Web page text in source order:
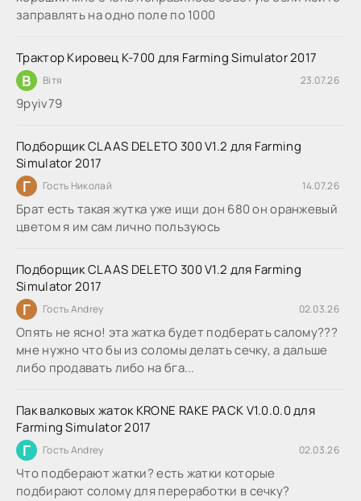
заправлять на одно поле по 1000
Трактор Кировец К-700 для Farming Simulator 2017
В Вітя 23.07.26
9руіv79
Подборщик CLAAS DELETO 300 V1.2 для Farming
Simulator 2017
Г Гость Николай 14.07.26
Брат есть такая жутка уже ищи дон 680 он оранжевый
цветом я им сам лично пользуюсь
Подборщик CLAAS DELETO 300 V1.2 для Farming
Simulator 2017
Г Гость Andrey 02.03.26
Опять не ясно! эта жатка будет подберать салому???
мне нужно что бы из соломы делать сечку, а дальше
либо продавать либо на бга...
Пак валковых жаток KRONE RAKE PACK V1.0.0.0 для
Farming Simulator 2017
Г Гость Andrey 02.03.26
Что подберают жатки? есть жатки которые
подбирают солому для переработки в сечку?